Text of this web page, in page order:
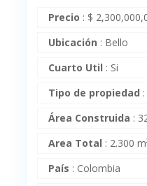
Precio : $
Ubicación : Bello
Cuarto Util : Si
Tipo de propiedad :
Área Construida :
Area Total : 2.300
País : Colombia